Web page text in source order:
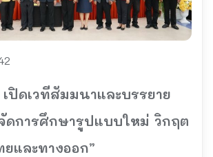
ปิดเวทีสัมมนาและบรรยาย
ดการศึกษารูปแบบใหม่ วิกฤต
และทางออก”